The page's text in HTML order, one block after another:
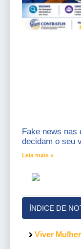
Fake news nas
decidam o seu
Leia mais »
ÍNDICE DE
Viver Mulher